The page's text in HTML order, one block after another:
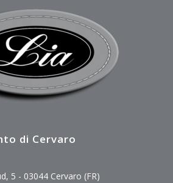
di Cervaro
5 - 03044 Cervaro (FR)